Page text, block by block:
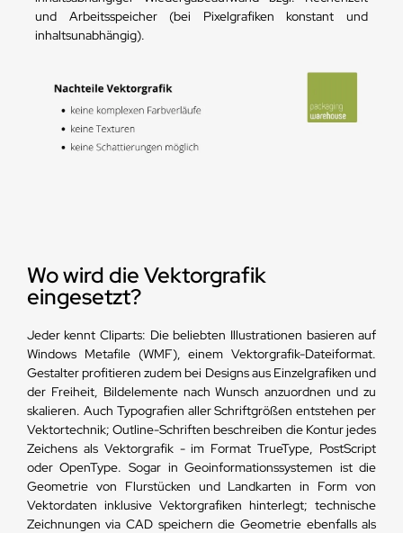
und Arbeitsspeicher (bei Pixelgrafiken konstant und
inhaltsunabhängig).
Wo wird die Vektorgrafik
eingesetzt?
Jeder kennt Cliparts: Die beliebten Illustrationen basieren auf
Windows Metafile (WMF), einem Vektorgrafik-Dateiformat.
Gestalter profitieren zudem bei Designs aus Einzelgrafiken und
der Freiheit, Bildelemente nach Wunsch anzuordnen und zu
skalieren. Auch Typografien aller Schriftgrößen entstehen per
Vektortechnik; Outline-Schriften beschreiben die Kontur jedes
Zeichens als Vektorgrafik - im Format TrueType, PostScript
oder OpenType. Sogar in Geoinformationssystemen ist die
Geometrie von Flurstücken und Landkarten in Form von
Vektordaten inklusive Vektorgrafiken hinterlegt; technische
Zeichnungen via CAD speichern die Geometrie ebenfalls als